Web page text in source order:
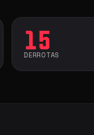
15
DERROTAS